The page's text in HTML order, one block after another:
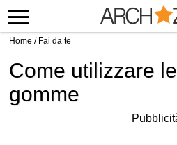
Home / Fai da te
Come utilizzare
gomme